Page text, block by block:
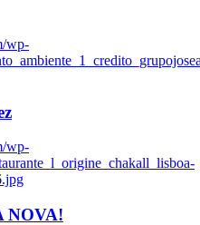
wp-
wp-
NOVA!